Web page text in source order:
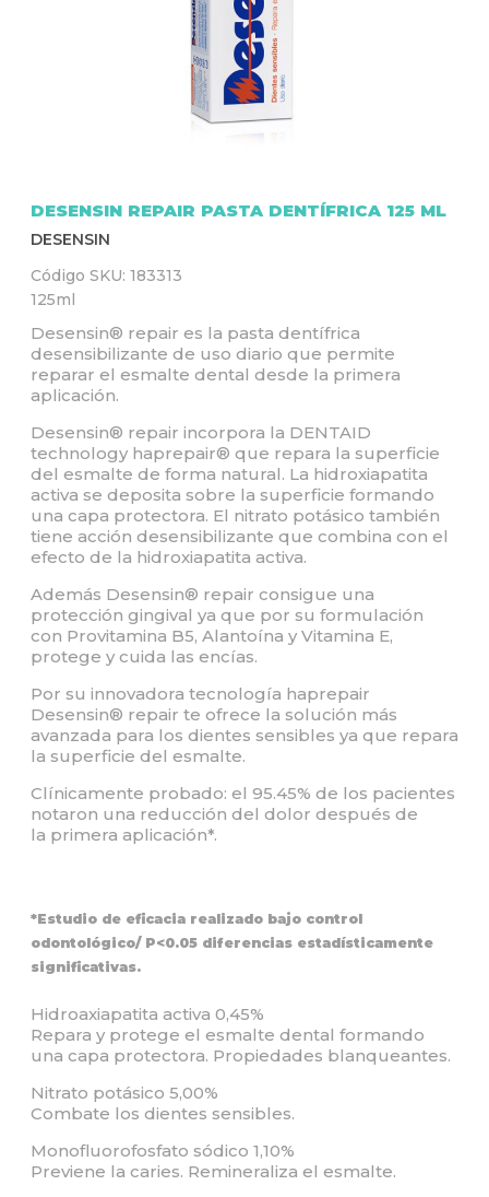
DESENSIN REPAIR PASTA DENTÍFRICA 125 ML
DESENSIN
Código SKU: 183313
125ml
Desensin® repair es la pasta dentífrica
desensibilizante de uso diario que permite
reparar el esmalte dental desde la primera
aplicación.
Desensin® repair incorpora la DENTAID
technology haprepair® que repara la superficie
del esmalte de forma natural. La hidroxiapatita
activa se deposita sobre la superficie formando
una capa protectora. El nitrato potásico también
tiene acción desensibilizante que combina con el
efecto de la hidroxiapatita activa.
Además Desensin® repair consigue una
protección gingival ya que por su formulación
con Provitamina B5, Alantoína y Vitamina E,
protege y cuida las encías.
Por su innovadora tecnología haprepair
Desensin® repair te ofrece la solución más
avanzada para los dientes sensibles ya que repara
la superficie del esmalte.
Clínicamente probado: el 95.45% de los pacientes
notaron una reducción del dolor después de
la primera aplicación*.
*Estudio de eficacia realizado bajo control
odontológico/ P<0.05 diferencias estadísticamente
significativas.
Hidroaxiapatita activa 0,45%
Repara y protege el esmalte dental formando
una capa protectora. Propiedades blanqueantes.
Nitrato potásico 5,00%
Combate los dientes sensibles.
Monofluorofosfato sódico 1,10%
Previene la caries. Remineraliza el esmalte.